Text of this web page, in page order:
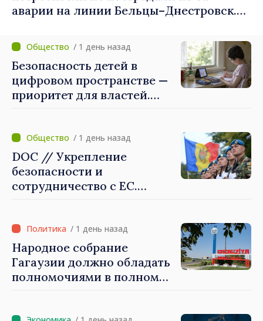
аварии на линии Бельцы–Днестровск.
приоритетном режиме
/ 1 день назад
Безопасность детей в
цифровом пространстве —
приоритет для властей.
которые будут их
защищать»
/ 1 день назад
DOC // Укрепление
безопасности и
сотрудничество с ЕС.
обороны на 2024–2034 годы
опубликована в Monitorul
Oficial
/ 1 день назад
Народное собрание
Гагаузии должно обладать
полномочиями в полном